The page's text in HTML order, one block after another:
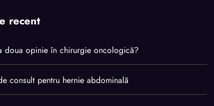
recent
doua opinie în chirurgie oncologică?
consult pentru hernie abdominală